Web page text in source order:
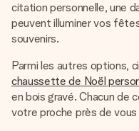
citation personnelle, une
peuvent illuminer vos
souvenirs.
Parmi les autres options,
chaussette de Noël
en bois gravé. Chacun de
votre proche près de